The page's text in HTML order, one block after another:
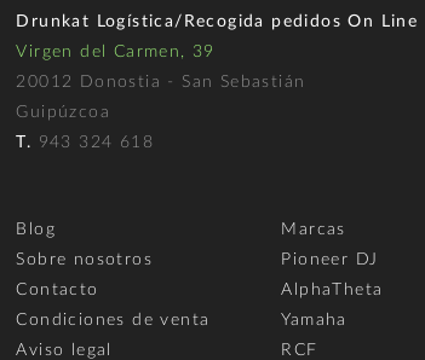
Drunkat Logística/Recogida pedidos On Line
Virgen del Carmen, 39
20012 Donostia - San Sebastián
Guipúzcoa
T. 943 324 618
Blog
Sobre nosotros
Contacto
Condiciones de venta
Aviso legal
Marcas
Pioneer DJ
AlphaTheta
Yamaha
RCF